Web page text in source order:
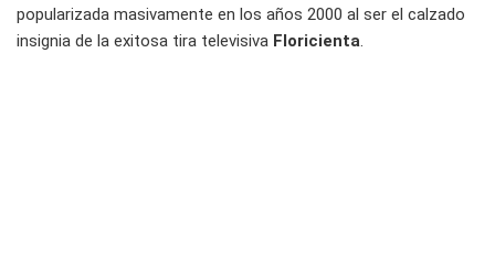
popularizada masivamente en los años 2000 al ser el calzado
insignia de la exitosa tira televisiva Floricienta.